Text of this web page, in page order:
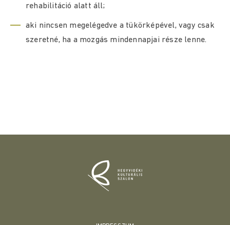
rehabilitáció alatt áll;
aki nincsen megelégedve a tükörképével, vagy csak
szeretné, ha a mozgás mindennapjai része lenne.